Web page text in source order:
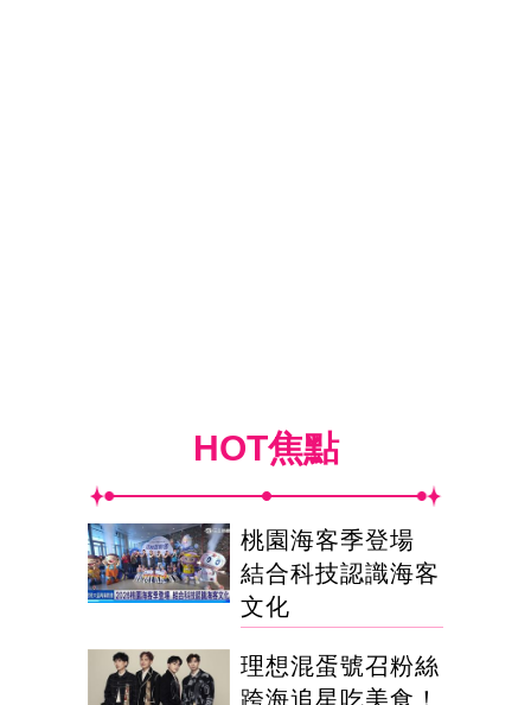
HOT焦點
桃園海客季登場
結合科技認識海客
文化
理想混蛋號召粉絲
跨海追星吃美食！